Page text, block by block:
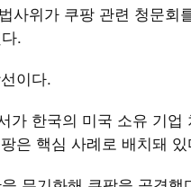
사위가 쿠팡 관련 청문
.
이다.
한국의 미국 소유 기업
은 핵심 사례로 배치돼 있